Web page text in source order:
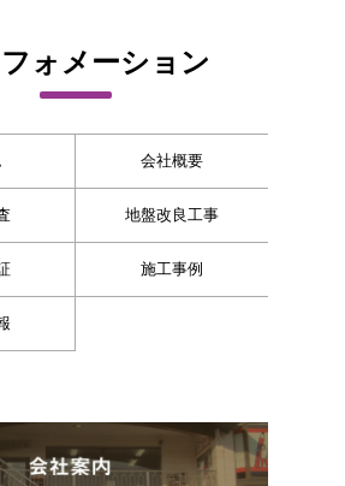
ォメーション
会社概要
地盤改良工事
施工事例